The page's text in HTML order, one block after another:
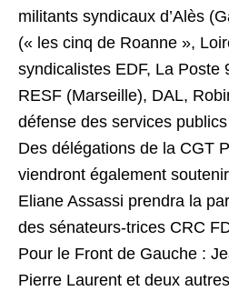
militants syndicaux d’Alès
(« les cinq de Roanne »,
syndicalistes EDF, La Poste
RESF (Marseille), DAL,
défense des services publics
Des délégations de la CGT
viendront également
Eliane Assassi prendra la
des sénateurs-trices CRC
Pour le Front de Gauche :
Pierre Laurent et deux